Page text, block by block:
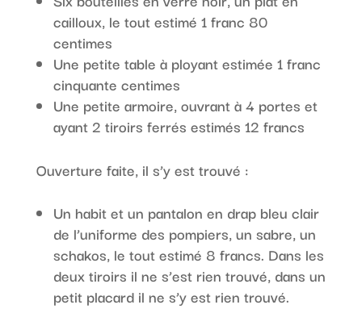
cailloux, le tout estimé 1 franc 80
centimes
Une petite table à ployant estimée 1 franc
cinquante centimes
Une petite armoire, ouvrant à 4 portes et
ayant 2 tiroirs ferrés estimés 12 francs
Ouverture faite, il s’y est trouvé :
Un habit et un pantalon en drap bleu clair
de l’uniforme des pompiers, un sabre, un
schakos, le tout estimé 8 francs. Dans les
deux tiroirs il ne s’est rien trouvé, dans un
petit placard il ne s’y est rien trouvé.